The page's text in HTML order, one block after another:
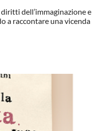
dell’immaginazione e
a raccontare una vicenda